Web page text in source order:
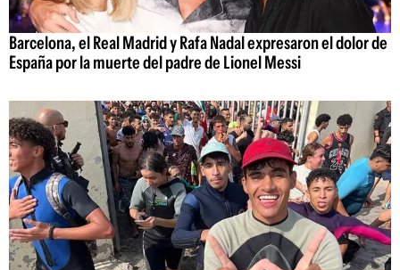
Barcelona, el Real Madrid y Rafa Nadal expresaron el dolor de
España por la muerte del padre de Lionel Messi